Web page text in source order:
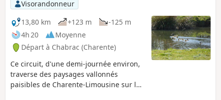
Visorandonneur
13,80 km
+123 m
-125 m
4h 20
Moyenne
Départ à Chabrac (Charente)
Ce circuit, d'une demi-journée environ,
traverse des paysages vallonnés
paisibles de Charente-Limousine sur la